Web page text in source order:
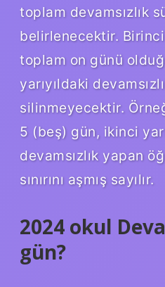
toplam devamsızlık
belirlenecektir. Birinci
toplam on günü
yarıyıldaki
silinmeyecektir.
5 (beş) gün, ikinci
devamsızlık yapan
sınırını aşmış sayılır.
2024 okul
gün?